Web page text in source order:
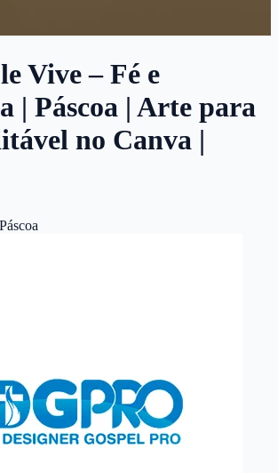
Vive – Fé e
| Páscoa | Arte para
no Canva |
Páscoa